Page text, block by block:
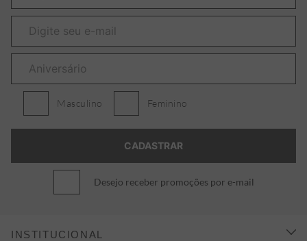
Masculino Feminino
Desejo receber promoções por e-mail
INSTITUCIONAL